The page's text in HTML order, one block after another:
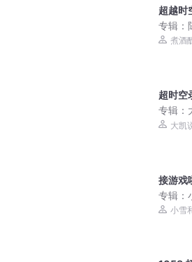
超越时
专辑：
制的天
煮酒
超时空
专辑：
故事 |
大凯
接游戏
专辑：
小雪